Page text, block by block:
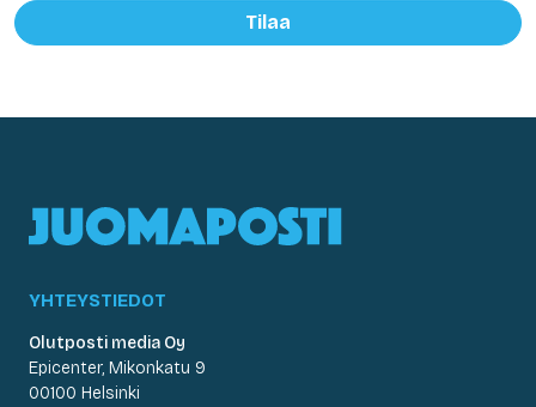
Tilaa
YHTEYSTIEDOT
Olutposti media Oy
Epicenter, Mikonkatu 9
00100 Helsinki